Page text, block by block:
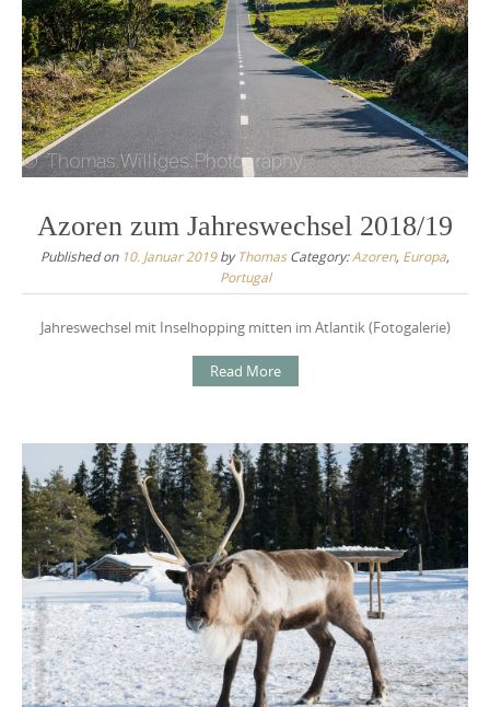
Azoren zum Jahreswechsel 2018/19
Published on 10. Januar 2019byThomasCategory:Azoren, Europa,
Portugal
Jahreswechsel mit Inselhopping mitten im Atlantik (Fotogalerie)
Read More